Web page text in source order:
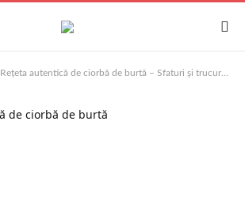
Rețeta autentică de ciorbă de burtă – Sfaturi și trucuri pentru gust perfect